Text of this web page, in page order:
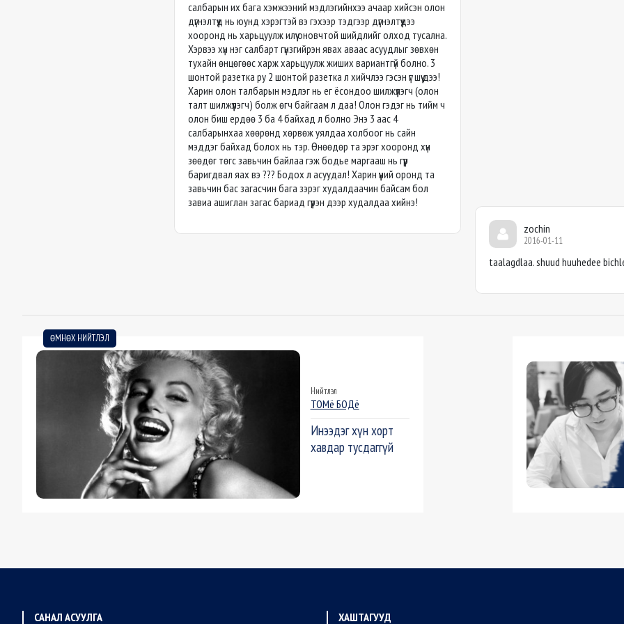
салбарын их бага хэмжээний мэдлэгийнхээ ачаар хийсэн олон
дүгнэлтүүд нь юунд хэрэгтэй вэ гэхээр тэдгээр дүгнэлтүүдээ
хооронд нь харьцуулж илүү оновчтой шийдлийг олход тусална.
Хэрвээ хүн нэг салбарт гүнзгийрэн явах аваас асуудлыг зөвхөн
тухайн өнцөгөөс харж харьцуулж жиших вариантгүй болно. 3
шонтой разетка ру 2 шонтой разетка л хийчлээ гэсэн үг шүү дээ!
Харин олон талбарын мэдлэг нь ег ёсондоо шилжүүлэгч (олон
талт шилжүүлэгч) болж өгч байгаам л даа! Олон гэдэг нь тийм ч
олон биш ердөө 3 ба 4 байхад л болно Энэ 3 аас 4
салбарынхаа хөөрөнд хөрвөж уялдаа холбоог нь сайн
мэддэг байхад болох нь тэр. Өнөөдөр та эрэг хооронд хүн
зөөдөг төгс завьчин байлаа гэж бодье маргааш нь гүүр
баригдвал яах вэ ??? Бодох л асуудал! Харин үүний оронд та
завьчин бас загасчин бага зэрэг худалдаачин байсам бол
завиа ашиглан загас бариад гүүрэн дээр худалдаа хийнэ!
zochin
2016-01-11
taalagdlaa. shuud huuhedee
ӨМНӨХ НИЙТЛЭЛ
Нийтлэл
ТОМё БОДё
Инээдэг хүн хорт
хавдар тусдаггүй
САНАЛ АСУУЛГА ХАШТАГУУД